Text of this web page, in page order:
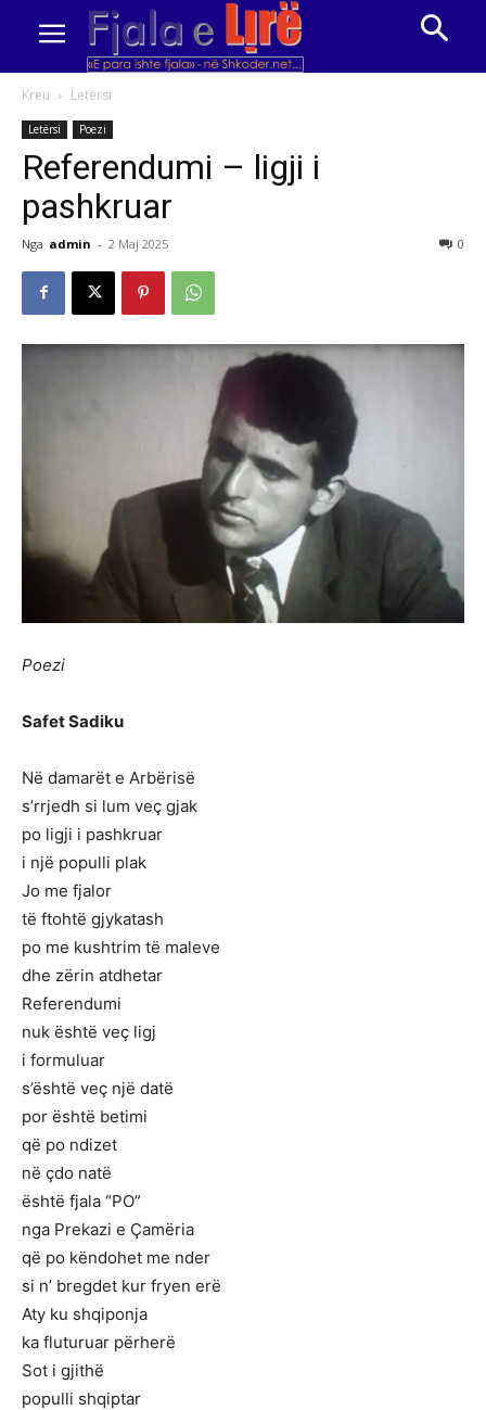
Kreu Letërsi
Letërsi Poezi
Referendumi – ligji i
pashkruar
Nga admin - 2 Maj 2025 0
Poezi
Safet Sadiku
Në damarët e Arbërisë
s’rrjedh si lum veç gjak
po ligji i pashkruar
i një populli plak
Jo me fjalor
të ftohtë gjykatash
po me kushtrim të maleve
dhe zërin atdhetar
Referendumi
nuk është veç ligj
i formuluar
s’është veç një datë
por është betimi
që po ndizet
në çdo natë
është fjala “PO”
nga Prekazi e Çamëria
që po këndohet me nder
si n’ bregdet kur fryen erë
Aty ku shqiponja
ka fluturuar përherë
Sot i gjithë
populli shqiptar